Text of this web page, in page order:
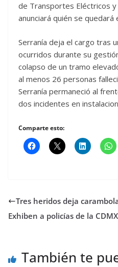
de Transportes Eléctricos
anunciará quién se quedará
Serranía deja el cargo tras
ocurridos durante su
colapso de un tramo
al menos 26 personas
Serranía permaneció al
dos incidentes en
Comparte esto:
Tres heridos deja
Exhiben a policías de la
También te